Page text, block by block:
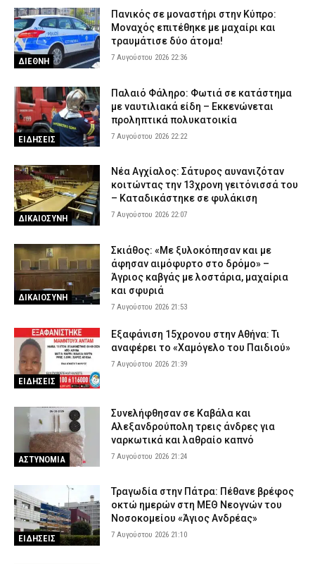
ΔΙΕΘΝΗ
Πανικός σε μοναστήρι στην Κύπρο:
Μοναχός επιτέθηκε με μαχαίρι και
τραυμάτισε δύο άτομα!
7 Αυγούστου 2026 22:36
ΕΙΔΗΣΕΙΣ
Παλαιό Φάληρο: Φωτιά σε κατάστημα
με ναυτιλιακά είδη – Εκκενώνεται
προληπτικά πολυκατοικία
7 Αυγούστου 2026 22:22
ΔΙΚΑΙΟΣΥΝΗ
Νέα Αγχίαλος: Σάτυρος αυνανιζόταν
κοιτώντας την 13χρονη γειτόνισσά του
– Καταδικάστηκε σε φυλάκιση
7 Αυγούστου 2026 22:07
ΔΙΚΑΙΟΣΥΝΗ
Σκιάθος: «Με ξυλοκόπησαν και με
άφησαν αιμόφυρτο στο δρόμο» –
Άγριος καβγάς με λοστάρια, μαχαίρια
και σφυριά
7 Αυγούστου 2026 21:53
ΕΙΔΗΣΕΙΣ
Εξαφάνιση 15χρονου στην Αθήνα: Τι
αναφέρει το «Χαμόγελο του Παιδιού»
7 Αυγούστου 2026 21:39
ΑΣΤΥΝΟΜΙΑ
Συνελήφθησαν σε Καβάλα και
Αλεξανδρούπολη τρεις άνδρες για
ναρκωτικά και λαθραίο καπνό
7 Αυγούστου 2026 21:24
ΕΙΔΗΣΕΙΣ
Τραγωδία στην Πάτρα: Πέθανε βρέφος
οκτώ ημερών στη ΜΕΘ Νεογνών του
Νοσοκομείου «Άγιος Ανδρέας»
7 Αυγούστου 2026 21:10